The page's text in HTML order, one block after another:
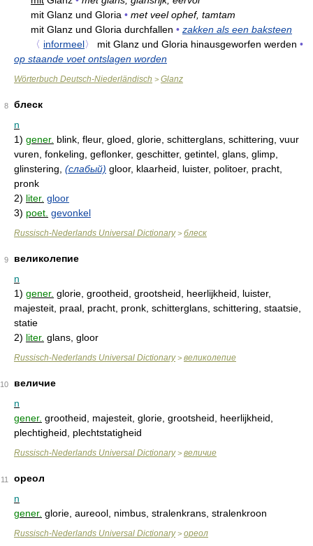
mit Glanz und Gloria • met veel ophef, tamtam
mit Glanz und Gloria durchfallen • zakken als een baksteen
〈 informeel〉 mit Glanz und Gloria hinausgeworfen werden •
op staande voet ontslagen worden
Wörterbuch Deutsch-Niederländisch > Glanz
8
блеск
n
1) gener. blink, fleur, gloed, glorie, schitterglans, schittering, vuur
vuren, fonkeling, geflonker, geschitter, getintel, glans, glimp,
glinstering, (слабый) gloor, klaarheid, luister, politoer, pracht,
pronk
2) liter. gloor
3) poet. gevonkel
Russisch-Nederlands Universal Dictionary> блеск
9
великолепие
n
1) gener. glorie, grootheid, grootsheid, heerlijkheid, luister,
majesteit, praal, pracht, pronk, schitterglans, schittering, staatsie,
statie
2) liter. glans, gloor
Russisch-Nederlands Universal Dictionary> великолепие
10
величие
n
gener. grootheid, majesteit, glorie, grootsheid, heerlijkheid,
plechtigheid, plechtstatigheid
Russisch-Nederlands Universal Dictionary> величие
11
ореол
n
gener. glorie, aureool, nimbus, stralenkrans, stralenkroon
Russisch-Nederlands Universal Dictionary> ореол